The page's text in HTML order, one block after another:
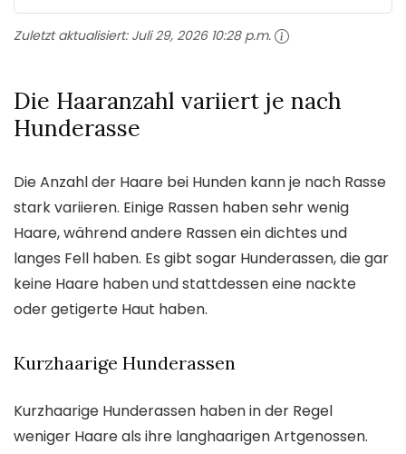
Zuletzt aktualisiert: Juli 29, 2026 10:28 p.m.
Die Haaranzahl variiert je nach
Hunderasse
Die Anzahl der Haare bei Hunden kann je nach Rasse
stark variieren. Einige Rassen haben sehr wenig
Haare, während andere Rassen ein dichtes und
langes Fell haben. Es gibt sogar Hunderassen, die gar
keine Haare haben und stattdessen eine nackte
oder getigerte Haut haben.
Kurzhaarige Hunderassen
Kurzhaarige Hunderassen haben in der Regel
weniger Haare als ihre langhaarigen Artgenossen.